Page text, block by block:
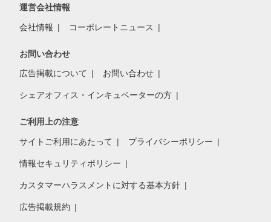
運営会社情報
会社情報 コーポレートニュース
お問い合わせ
広告掲載について お問い合わせ
シェアオフィス・インキュベーターの方
ご利用上の注意
サイトご利用にあたって プライバシーポリシー
情報セキュリティポリシー
カスタマーハラスメントに対する基本方針
広告掲載規約